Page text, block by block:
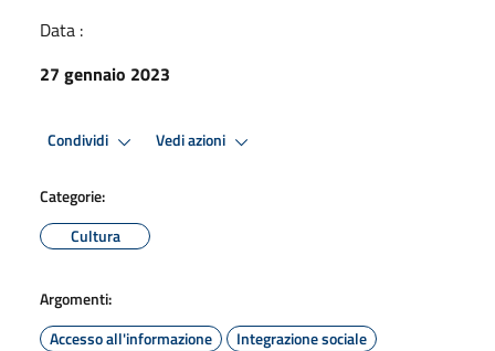
Data :
27 gennaio 2023
Condividi Vedi azioni
Categorie:
Cultura
Argomenti:
Accesso all'informazione
Integrazione sociale